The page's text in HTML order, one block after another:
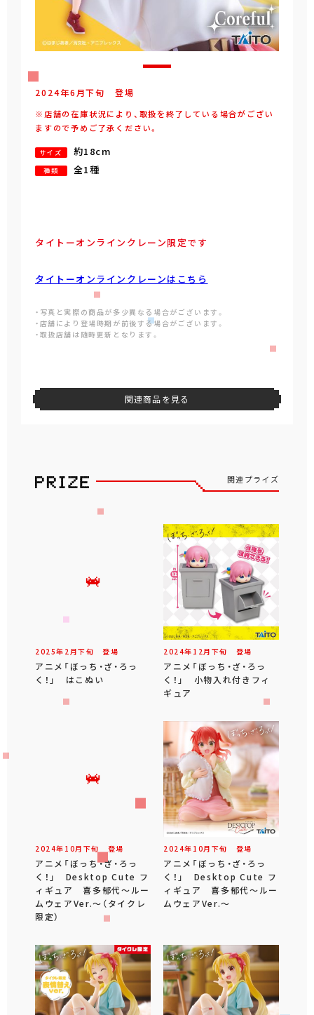
2024年6 月下旬 登場
※店舗の在庫状況により、取扱を終了している場合がござい
ますので予めご了承ください。
サイズ 約18cm
種類 全1種
タイトーオンラインクレーン限定です
タイトーオンラインクレーンはこちら
・写真と実際の商品が多少異なる場合がございます。
・店舗により登場時期が前後する場合がございます。
・取扱店舗は随時更新となります。
関連商品を見る
関連プライズ
2025年 2 月下旬 登場
アニメ「ぼっち・ざ・ろっ
く！」 はこぬい
2024年 12 月 下旬 登場
アニメ「ぼっち・ざ・ろっ
く！」 小物入れ付きフィ
ギュア
2024年 10月 下旬 登場
アニメ「ぼっち・ざ・ろっ
く！」 Desktop Cute フ
ィギュア 喜多郁代～ルー
ムウェアVer.～（タイクレ
限定）
2024年 10月 下旬 登場
アニメ「ぼっち・ざ・ろっ
く！」 Desktop Cute フ
ィギュア 喜多郁代～ルー
ムウェアVer.～